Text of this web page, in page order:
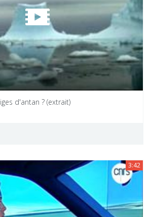
d'antan ? (extrait)
3:42